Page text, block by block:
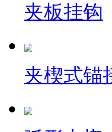
夹板挂钩
夹楔式锚